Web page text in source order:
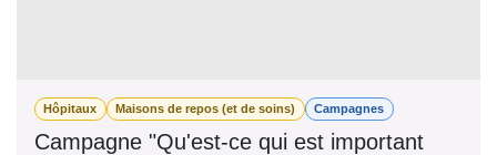
Hôpitaux
Maisons de repos (et de soins)